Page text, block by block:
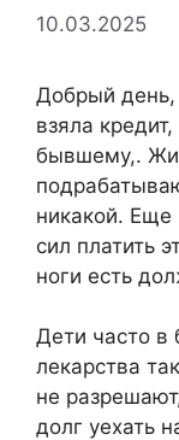
10.03.2025
Добрый
взяла
бывшему,.
никакой. Еще
сил платить
ноги есть
Дети часто в
лекарства
не
долг уехать